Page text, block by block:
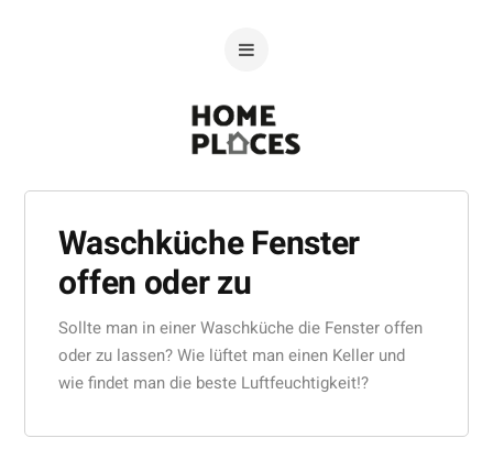
Waschküche Fenster
offen oder zu
Sollte man in einer Waschküche die Fenster offen
oder zu lassen? Wie lüftet man einen Keller und
wie findet man die beste Luftfeuchtigkeit!?